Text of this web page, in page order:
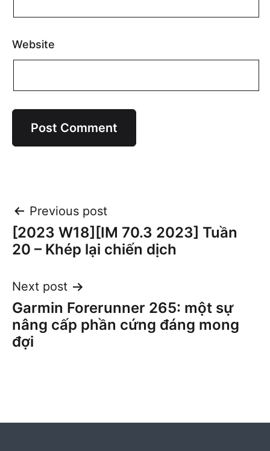
Website
Post
navigation
Previous post
[2023 W18][IM 70.3 2023] Tuần
20 – Khép lại chiến dịch
Next post
Garmin Forerunner 265: một sự
nâng cấp phần cứng đáng mong
đợi